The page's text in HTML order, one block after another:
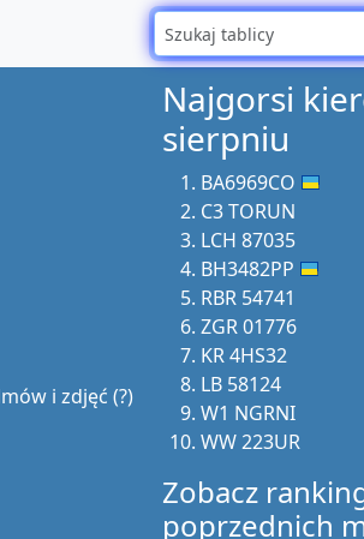
i zdjęć (?)
Najgorsi
sierpniu
BA6969CO
C3 TORUN
LCH 87035
BH3482PP
RBR 54741
ZGR 01776
KR 4HS32
LB 58124
W1 NGRNI
WW 223UR
Zobacz
poprzednich